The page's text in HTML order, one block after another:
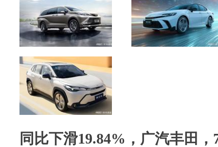
同比下滑19.84%，广汽丰田，